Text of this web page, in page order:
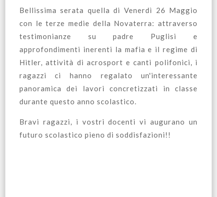
Bellissima serata quella di Venerdì 26 Maggio
con le terze medie della Novaterra: attraverso
testimonianze su padre Puglisi e
approfondimenti inerenti la mafia e il regime di
Hitler, attività di acrosport e canti polifonici, i
ragazzi ci hanno regalato un'interessante
panoramica dei lavori concretizzati in classe
durante questo anno scolastico.
Bravi ragazzi, i vostri docenti vi augurano un
futuro scolastico pieno di soddisfazioni!!